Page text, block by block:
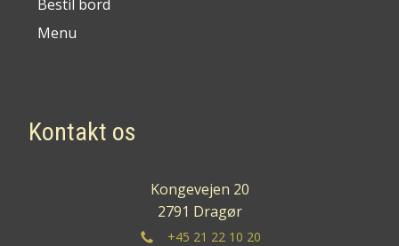
Bestil bord
Menu
Kontakt os
Kongevejen 20
2791 Dragør
+45 21 22 10 20